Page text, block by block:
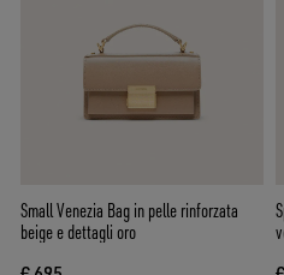
Small Venezia Bag in pelle rinforzata
beige e dettagli oro